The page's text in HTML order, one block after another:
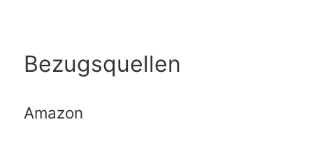
Bezugsquellen
Amazon